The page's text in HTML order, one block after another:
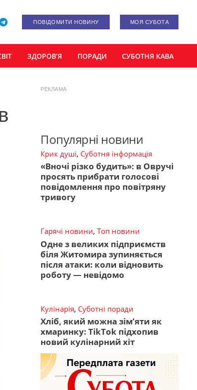
ПОВІДОМИТИ НОВИНУ МОЯ СУБОТА
ЗДОРОВ’Я ПОРАДИ СУБОТНЯ КАВА
РЕКЛАМА
Популярні новини
Крик душі, Суботня інформація
«Вночі різко будить»: в Овручі
просять прибрати голосові
повідомлення про повітряну
тривогу
Гарячі новини, Топ новини
Одне з великих підприємств
біля Житомира зупиняється
після атаки: коли відновить
роботу — невідомо
Кулінарія, Суботні поради
Хліб, який можна зім’яти як
хмаринку: TikTok підхопив
новий кулінарний хіт